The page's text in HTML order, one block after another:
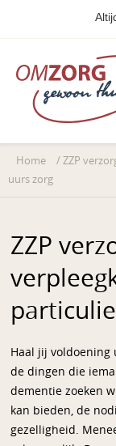
Home / ZZP
uurs zorg
ZZP
Haal jij
de dingen die
dementie zoeken
kan bieden, de
gezelligheid.